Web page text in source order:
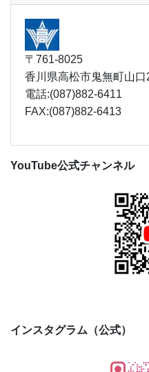
〒761-8025
香川県高松市鬼無町山口
電話:(087)882-6411
FAX:(087)882-6413
YouTube公式チャンネル
インスタグラム（公式）